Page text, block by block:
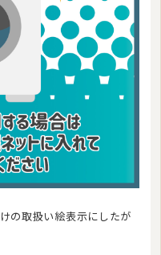
の取扱い絵表示にしたが